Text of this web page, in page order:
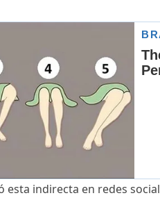
esta indirecta en redes